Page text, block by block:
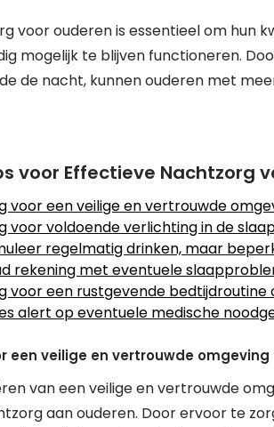
voor ouderen is essentieel om hun
mogelijk te blijven functioneren.
de nacht, kunnen ouderen met
voor Effectieve Nachtzorg
voor een veilige en vertrouwde
voor voldoende verlichting in de
regelmatig drinken, maar
rekening met eventuele
voor een rustgevende
alert op eventuele medische
een veilige en vertrouwde
van een veilige en vertrouwde
aan ouderen. Door ervoor te